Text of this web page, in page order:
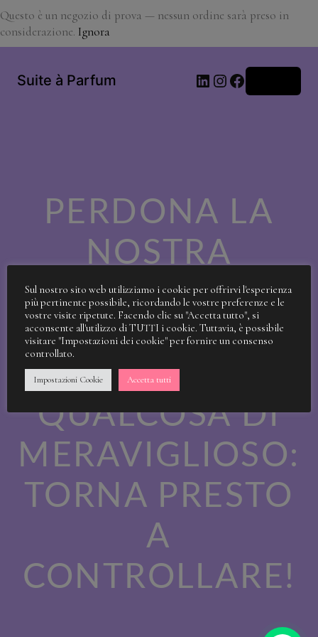
Questo è un negozio di prova — nessun ordine sarà preso in
considerazione. Ignora
Suite à Parfum LinkedIn
Instagram
Facebook
PERDONA LA
NOSTRA
SPORCIZIA!
STIAMO
LAVORANDO A
QUALCOSA DI
MERAVIGLIOSO:
TORNA PRESTO
A
CONTROLLARE!
Sul nostro sito web utilizziamo i cookie per offrirvi l'esperienza
più pertinente possibile, ricordando le vostre preferenze e le
vostre visite ripetute. Facendo clic su "Accetta tutto", si
acconsente all'utilizzo di TUTTI i cookie. Tuttavia, è possibile
visitare "Impostazioni dei cookie" per fornire un consenso
controllato.
Impostazioni Cookie Accetta tutti